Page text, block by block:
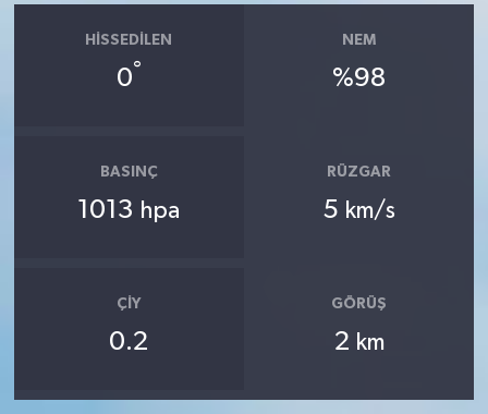
HISSEDILEN
0°
NEM
%98
BASINÇ
1013 hpa
RÜZGAR
5 km/s
ÇIY
0.2
GÖRÜŞ
2 km